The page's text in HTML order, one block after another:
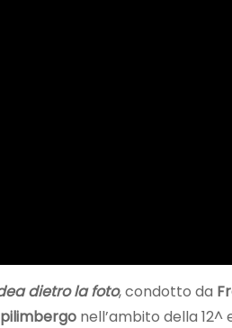
dietro la foto, condotto da
nell’ambito della 12^